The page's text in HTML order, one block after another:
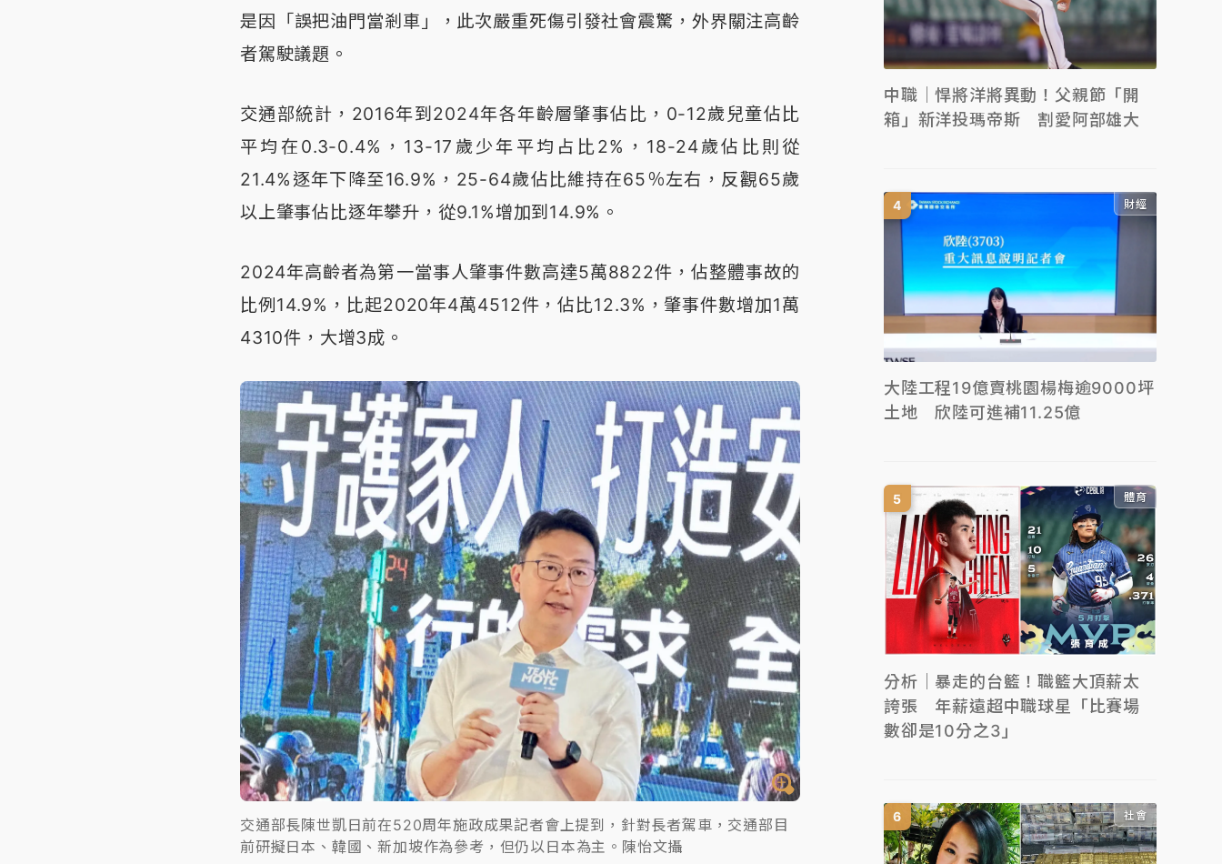
是因「誤把油門當剎車」，此次嚴重死傷引發社會震驚，外界關注高齡
者駕駛議題。
交通部統計，2016年到2024年各年齡層肇事佔比，0-12歲兒童佔比
平均在0.3-0.4%，13-17歲少年平均占比2%，18-24歲佔比則從
21.4%逐年下降至16.9%，25-64歲佔比維持在65％左右，反觀65歲
以上肇事佔比逐年攀升，從9.1%增加到14.9%。
2024年高齡者為第一當事人肇事件數高達5萬8822件，佔整體事故的
比例14.9%，比起2020年4萬4512件，佔比12.3%，肇事件數增加1萬
4310件，大增3成。
交通部長陳世凱日前在520周年施政成果記者會上提到，針對長者駕車，交通部目
前研擬日本、韓國、新加坡作為參考，但仍以日本為主。陳怡文攝
中職｜悍將洋將異動！父親節「開
箱」新洋投瑪帝斯 割愛阿部雄大
財經
大陸工程19億賣桃園楊梅逾9000坪
土地 欣陸可進補11.25億
體育
分析｜暴走的台籃！職籃大頂薪太
誇張 年薪遠超中職球星「比賽場
數卻是10分之3」
社會